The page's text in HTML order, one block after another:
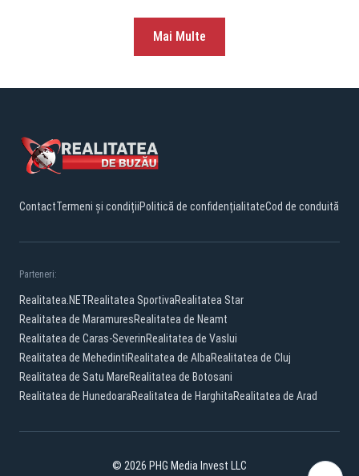
Mai Multe
ContactTermeni și condițiiPolitică de confidențialitateCod de conduită
Parteneri:
Realitatea.NETRealitatea SportivaRealitatea Star
Realitatea de MaramuresRealitatea de Neamt
Realitatea de Caras-SeverinRealitatea de Vaslui
Realitatea de MehedintiRealitatea de AlbaRealitatea de Cluj
Realitatea de Satu MareRealitatea de Botosani
Realitatea de HunedoaraRealitatea de HarghitaRealitatea de Arad
© 2026 PHG Media Invest LLC